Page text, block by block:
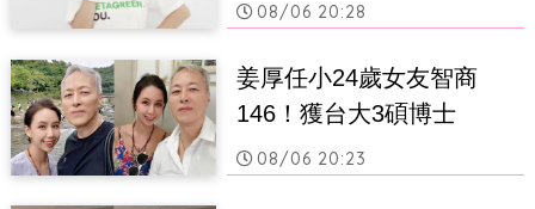
08/06 20:28
姜厚任小24歲女友智商
146！獲台大3碩博士
08/06 20:23